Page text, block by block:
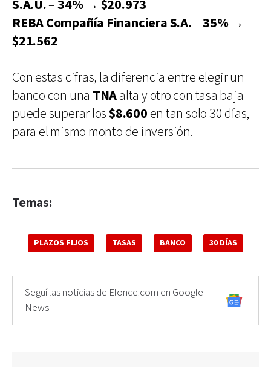
S.A.U.–34%→ $20.973
REBA Compañía Financiera S.A.–35%→
$21.562
Con estas cifras, la diferencia entre elegir un
banco con una TNAalta y otro con tasa baja
puede superar los$8.600 en tan solo 30 días,
para el mismo monto de inversión.
Temas:
PLAZOS FIJOS TASAS BANCO 30 DÍAS
Seguí las noticias de Elonce.com en Google
News